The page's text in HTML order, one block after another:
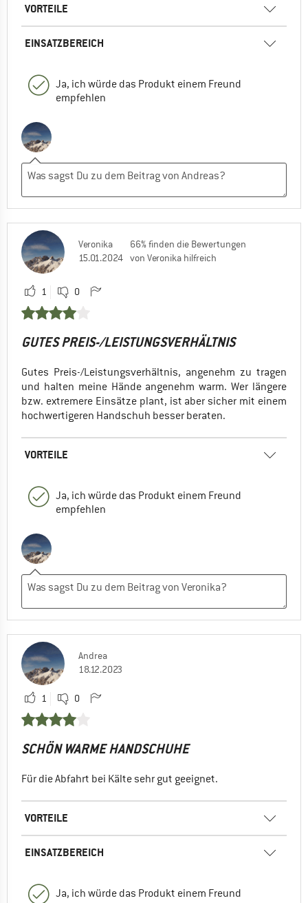
VORTEILE
EINSATZBEREICH
Ja, ich würde das Produkt einem Freund
empfehlen
Veronika
15.01.2024
66% finden die Bewertungen
von Veronika hilfreich
1 0
GUTES PREIS-/LEISTUNGSVERHÄLTNIS
Gutes Preis-/Leistungsverhältnis, angenehm zu tragen
und halten meine Hände angenehm warm. Wer längere
bzw. extremere Einsätze plant, ist aber sicher mit einem
hochwertigeren Handschuh besser beraten.
VORTEILE
Ja, ich würde das Produkt einem Freund
empfehlen
Andrea
18.12.2023
1 0
SCHÖN WARME HANDSCHUHE
Für die Abfahrt bei Kälte sehr gut geeignet.
VORTEILE
EINSATZBEREICH
Ja, ich würde das Produkt einem Freund